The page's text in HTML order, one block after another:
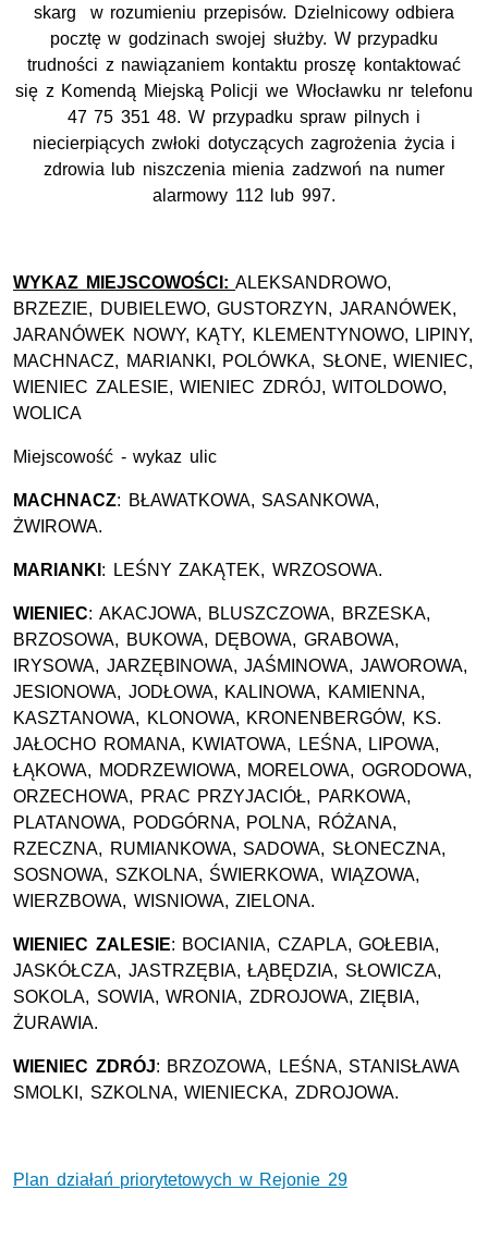
skarg w rozumieniu przepisów. Dzielnicowy odbiera
pocztę w godzinach swojej służby. W przypadku
trudności z nawiązaniem kontaktu proszę kontaktować
się z Komendą Miejską Policji we Włocławku nr telefonu
47 75 351 48. W przypadku spraw pilnych i
niecierpiących zwłoki dotyczących zagrożenia życia i
zdrowia lub niszczenia mienia zadzwoń na numer
alarmowy 112 lub 997.
WYKAZ MIEJSCOWOŚCI:ALEKSANDROWO,
BRZEZIE, DUBIELEWO, GUSTORZYN, JARANÓWEK,
JARANÓWEK NOWY, KĄTY, KLEMENTYNOWO, LIPINY,
MACHNACZ, MARIANKI, POLÓWKA, SŁONE, WIENIEC,
WIENIEC ZALESIE, WIENIEC ZDRÓJ, WITOLDOWO,
WOLICA
Miejscowość - wykaz ulic
MACHNACZ: BŁAWATKOWA, SASANKOWA,
ŻWIROWA.
MARIANKI : LEŚNY ZAKĄTEK, WRZOSOWA.
WIENIEC: AKACJOWA, BLUSZCZOWA, BRZESKA,
BRZOSOWA, BUKOWA, DĘBOWA, GRABOWA,
IRYSOWA, JARZĘBINOWA, JAŚMINOWA, JAWOROWA,
JESIONOWA, JODŁOWA, KALINOWA, KAMIENNA,
KASZTANOWA, KLONOWA, KRONENBERGÓW, KS.
JAŁOCHO ROMANA, KWIATOWA, LEŚNA, LIPOWA,
ŁĄKOWA, MODRZEWIOWA, MORELOWA, OGRODOWA,
ORZECHOWA, PRAC PRZYJACIÓŁ, PARKOWA,
PLATANOWA, PODGÓRNA, POLNA, RÓŻANA,
RZECZNA, RUMIANKOWA, SADOWA, SŁONECZNA,
SOSNOWA, SZKOLNA, ŚWIERKOWA, WIĄZOWA,
WIERZBOWA, WISNIOWA, ZIELONA.
WIENIEC ZALESIE: BOCIANIA, CZAPLA, GOŁEBIA,
JASKÓŁCZA, JASTRZĘBIA, ŁĄBĘDZIA, SŁOWICZA,
SOKOLA, SOWIA, WRONIA, ZDROJOWA, ZIĘBIA,
ŻURAWIA.
WIENIEC ZDRÓJ: BRZOZOWA, LEŚNA, STANISŁAWA
SMOLKI, SZKOLNA, WIENIECKA, ZDROJOWA.
Plan działań priorytetowych w Rejonie 29